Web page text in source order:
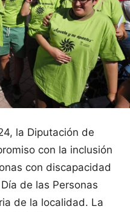
la Diputación de
con la inclusión
con discapacidad
de las Personas
de la localidad. La